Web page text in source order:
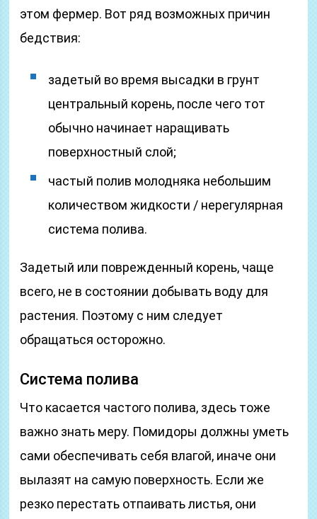
этом фермер. Вот ряд возможных причин
бедствия:
задетый во время высадки в грунт
центральный корень, после чего тот
обычно начинает наращивать
поверхностный слой;
частый полив молодняка небольшим
количеством жидкости / нерегулярная
система полива.
Задетый или поврежденный корень, чаще
всего, не в состоянии добывать воду для
растения. Поэтому с ним следует
обращаться осторожно.
Система полива
Что касается частого полива, здесь тоже
важно знать меру. Помидоры должны уметь
сами обеспечивать себя влагой, иначе они
вылазят на самую поверхность. Если же
резко перестать отпаивать листья, они